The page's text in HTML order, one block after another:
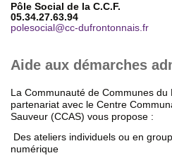
Pôle Social de la C.C.F.
05.34.27.63.94
polesocial@cc-dufrontonnais.fr
Aide aux démarches
La Communauté de Communes du
partenariat avec le Centre
Sauveur (CCAS) vous propose :
Des ateliers individuels ou en
numérique